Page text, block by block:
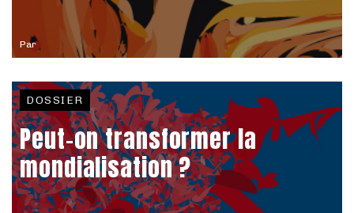
Par
DOSSIER
Peut-on transformer la
mondialisation ?